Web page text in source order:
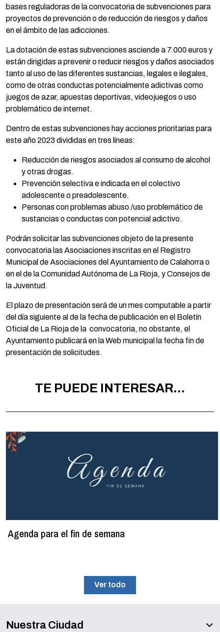
bases reguladoras de la convocatoria de subvenciones para
proyectos de prevención o de reducción de riesgos y daños
en el ámbito de las adicciones.
La dotación de estas subvenciones asciende a 7.000 euros y
están dirigidas a prevenir o reducir riesgos y daños asociados
tanto al uso de las diferentes sustancias, legales e ilegales,
como de otras conductas potencialmente adictivas como
juegos de azar, apuestas deportivas, videojuegos o uso
problemático de internet.
Dentro de estas subvenciones hay acciones prioritarias para
este año 2023 divididas en tres líneas:
Reducción de riesgos asociados al consumo de alcohol
y otras drogas.
Prevención selectiva e indicada en el colectivo
adolescente o preadolescente.
Personas con problemas abuso /uso problemático de
sustancias o conductas con potencial adictivo.
Podrán solicitar las subvenciones objeto de la presente
convocatoria las Asociaciones inscritas en el Registro
Municipal de Asociaciones del Ayuntamiento de Calahorra o
en el de la Comunidad Autónoma de La Rioja, y Consejos de
la Juventud.
El plazo de presentación será de un mes computable a partir
del día siguiente al de la fecha de publicación en el Boletín
Oficial de La Rioja de la convocatoria, no obstante, el
Ayuntamiento publicará en la Web municipal la fecha fin de
presentación de solicitudes.
TE PUEDE INTERESAR...
Agenda para el fin de semana
Ver todo
Nuestra Ciudad